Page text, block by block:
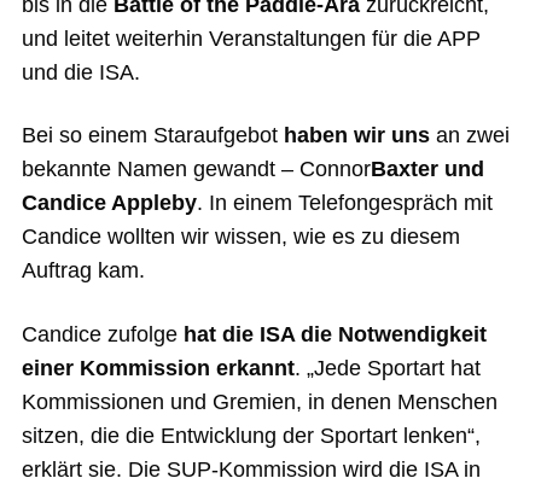
und leitet weiterhin Veranstaltungen für die APP
und die ISA.
Bei so einem Staraufgebot haben wir unsan zwei
bekannte Namen gewandt – ConnorBaxter und
Candice Appleby. In einem Telefongespräch mit
Candice wollten wir wissen, wie es zu diesem
Auftrag kam.
Candice zufolge hat die ISA die Notwendigkeit
einer Kommission erkannt. „Jede Sportart hat
Kommissionen und Gremien, in denen Menschen
sitzen, die die Entwicklung der Sportart lenken“,
erklärt sie. Die SUP-Kommission wird die ISA in